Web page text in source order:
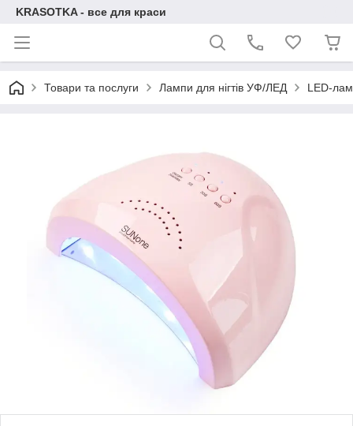
KRASOTKA - все для краси
Товари та послуги Лампи для нігтів УФ/ЛЕД LED-